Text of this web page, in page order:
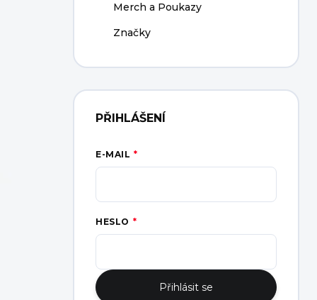
Merch a Poukazy
Značky
PŘIHLÁŠENÍ
E-MAIL
HESLO
Přihlásit se